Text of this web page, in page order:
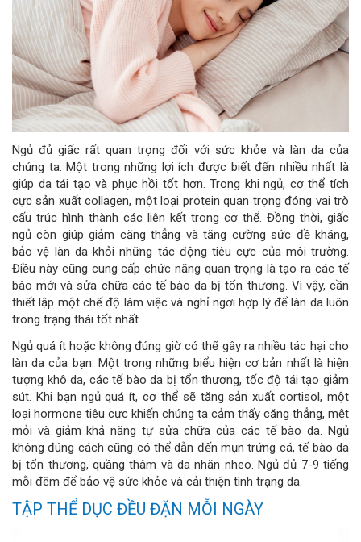
Ngủ đủ giấc rất quan trọng đối với sức khỏe và làn da của
chúng ta. Một trong những lợi ích được biết đến nhiều nhất là
giúp da tái tạo và phục hồi tốt hơn. Trong khi ngủ, cơ thể tích
cực sản xuất collagen, một loại protein quan trọng đóng vai trò
cấu trúc hình thành các liên kết trong cơ thể. Đồng thời, giấc
ngủ còn giúp giảm căng thẳng và tăng cường sức đề kháng,
bảo vệ làn da khỏi những tác động tiêu cực của môi trường.
Điều này cũng cung cấp chức năng quan trọng là tạo ra các tế
bào mới và sửa chữa các tế bào da bị tổn thương. Vì vậy, cần
thiết lập một chế độ làm việc và nghỉ ngơi hợp lý để làn da luôn
trong trạng thái tốt nhất.
Ngủ quá ít hoặc không đúng giờ có thể gây ra nhiều tác hại cho
làn da của bạn. Một trong những biểu hiện cơ bản nhất là hiện
tượng khô da, các tế bào da bị tổn thương, tốc độ tái tạo giảm
sút. Khi bạn ngủ quá ít, cơ thể sẽ tăng sản xuất cortisol, một
loại hormone tiêu cực khiến chúng ta cảm thấy căng thẳng, mệt
mỏi và giảm khả năng tự sửa chữa của các tế bào da. Ngủ
không đúng cách cũng có thể dẫn đến mụn trứng cá, tế bào da
bị tổn thương, quầng thâm và da nhăn nheo. Ngủ đủ 7-9 tiếng
mỗi đêm để bảo vệ sức khỏe và cải thiện tình trạng da.
TẬP THỂ DỤC ĐỀU ĐẶN MỖI NGÀY